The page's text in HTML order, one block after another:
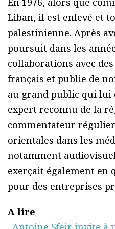
Liban, il est enlevé et
palestinienne. Après
poursuit dans les
collaborations avec
français et publie de
au grand public qui lui
expert reconnu de la
commentateur
orientales dans les
notamment
exerçait également en
pour des entreprises
A lire